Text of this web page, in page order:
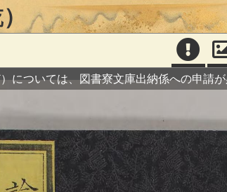
については、図書寮文庫出納係への申請